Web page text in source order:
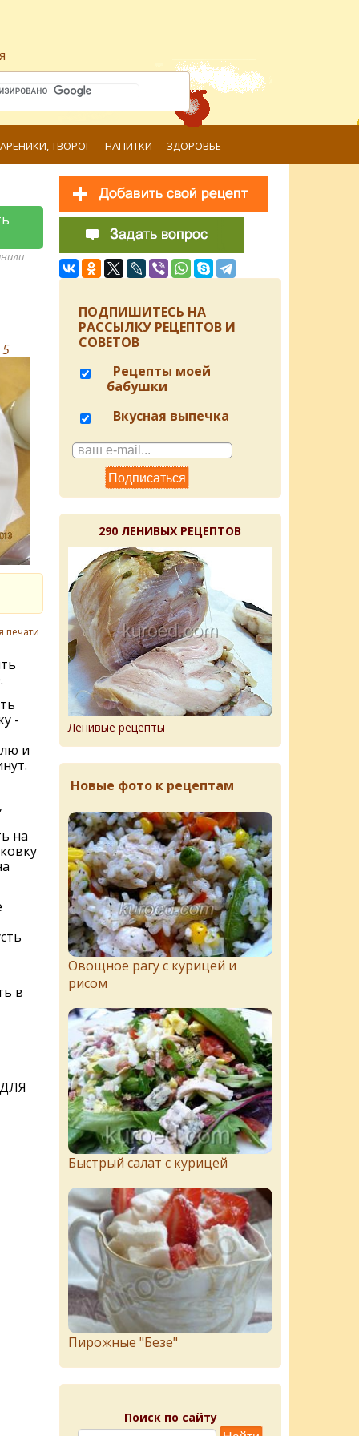
ТВОРОГ НАПИТКИ ЗДОРОВЬЕ
5
печати
-
и
на
в
ПОДПИШИТЕСЬ НА
РАССЫЛКУ РЕЦЕПТОВ И
СОВЕТОВ
Рецепты моей
бабушки
Вкусная выпечка
290 ЛЕНИВЫХ РЕЦЕПТОВ
Ленивые рецепты
Новые фото к рецептам
Овощное рагу с курицей и
рисом
Быстрый салат с курицей
Пирожныe "Бeзe"
Поиск по сайту